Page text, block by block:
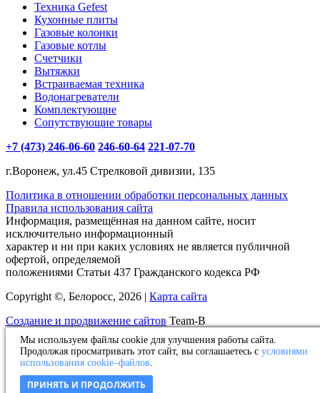
Техника Gefest
Кухонные плиты
Газовые колонки
Газовые котлы
Счетчики
Вытяжки
Встраиваемая техника
Водонагреватели
Комплектующие
Сопутствующие товары
+7 (473) 246-06-60 246-60-64 221-07-70
г.Воронеж, ул.45 Стрелковой дивизии, 135
Политика в отношении обработки персональных данных
Правила использования сайта
Информация, размещённая на данном сайте, носит
исключительно информационный
характер и ни при каких условиях не является публичной
офертой, определяемой
положениями Статьи 437 Гражданского кодекса РФ
Copyright ©, Белоросс, 2026 | Карта сайта
Создание и продвижение сайтов Team-B
Оставьте нам заявку!
Товар добавлен в избранное
Товар удален из избранного
Мы используем файлы cookie для улучшения работы сайта.
Продолжая просматривать этот сайт, вы соглашаетесь с условиями
использования cookie–файлов.
ПРИНЯТЬ И ПРОДОЛЖИТЬ